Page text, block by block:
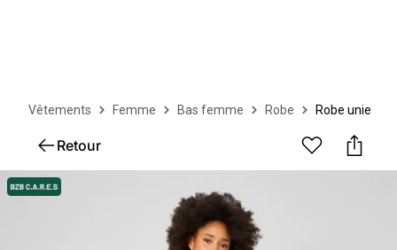
Vêtements Femme Bas femme Robe Robe unie
Retour